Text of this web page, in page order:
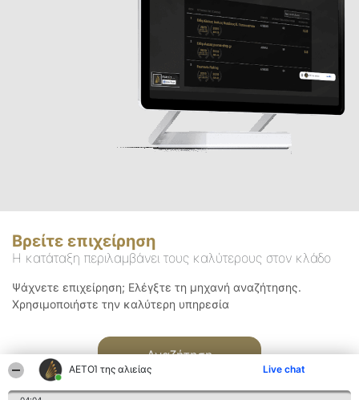
ΑΕΤΟΊ της αλιείας Live chat
Βρείτε επιχείρηση
Η κατάταξη περιλαμβάνει τους καλύτερους στον κλάδο
Ψάχνετε επιχείρηση; Ελέγξτε τη μηχανή αναζήτησης.
Χρησιμοποιήστε την καλύτερη υπηρεσία
Αναζήτηση